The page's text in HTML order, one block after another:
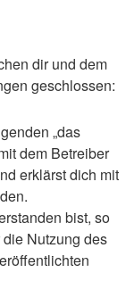
dir und dem
geschlossen:
„das
dem Betreiber
erklärst dich mit
bist, so
Nutzung des